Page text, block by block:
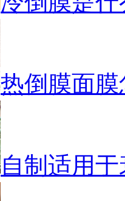
热倒膜面
自制适用